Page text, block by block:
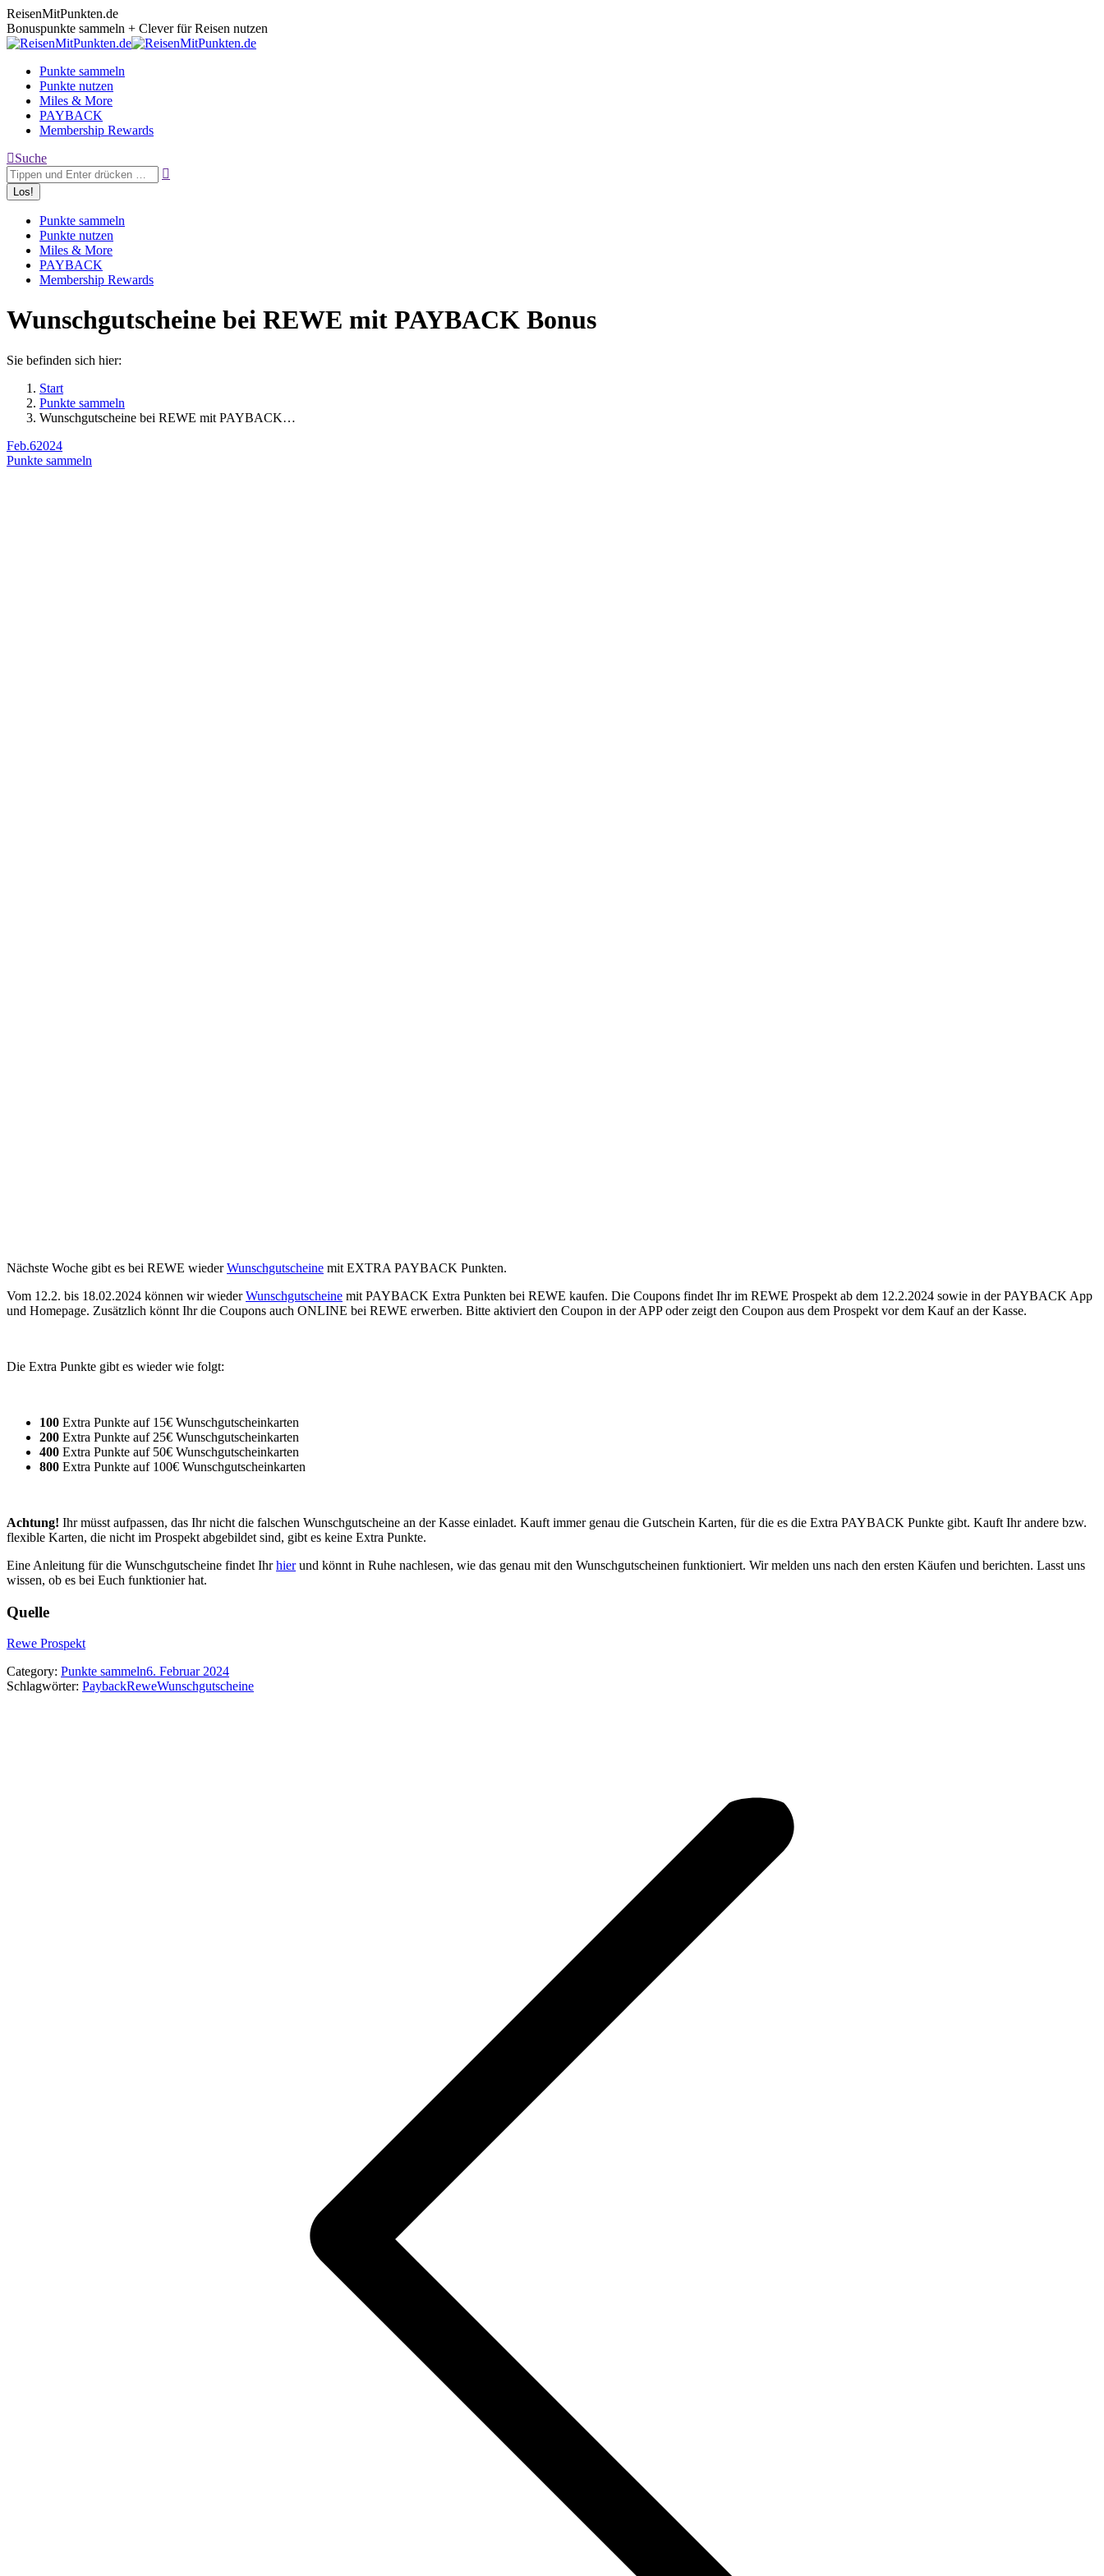
Zum
Inhalt
springen
ReisenMitPunkten.de
Bonuspunkte sammeln + Clever für Reisen nutzen
Punkte sammeln
Punkte nutzen
Miles & More
PAYBACK
Membership Rewards
Search:
Suche
Punkte sammeln
Punkte nutzen
Miles & More
PAYBACK
Membership Rewards
Wunschgutscheine bei REWE mit PAYBACK Bonus
Sie befinden sich hier:
Start
Punkte sammeln
Wunschgutscheine bei REWE mit PAYBACK…
Feb.62024
Punkte sammeln
Nächste Woche gibt es bei REWE wiederWunschgutscheine mit EXTRA PAYBACK Punkten.
Vom 12.2. bis 18.02.2024 können wir wiederWunschgutscheine mit PAYBACK Extra Punkten bei REWE kaufen. Die Coupons findet Ihr im REWE Prospekt ab dem 12.2.2024 sowie in der PAYBACK App
und Homepage. Zusätzlich könnt Ihr die Coupons auch ONLINE bei REWE erwerben. Bitte aktiviert den Coupon in der APP oder zeigt den Coupon aus dem Prospekt vor dem Kauf an der Kasse.
Die Extra Punkte gibt es wieder wie folgt:
100 Extra Punkte auf 15€ Wunschgutscheinkarten
200 Extra Punkte auf 25€ Wunschgutscheinkarten
400 Extra Punkte auf 50€ Wunschgutscheinkarten
800 Extra Punkte auf 100€ Wunschgutscheinkarten
Achtung! Ihr müsst aufpassen, das Ihr nicht die falschen Wunschgutscheine an der Kasse einladet. Kauft immer genau die Gutschein Karten, für die es die Extra PAYBACK Punkte gibt. Kauft Ihr andere bzw.
flexible Karten, die nicht im Prospekt abgebildet sind, gibt es keine Extra Punkte.
Eine Anleitung für die Wunschgutscheine findet Ihrhierund könnt in Ruhe nachlesen, wie das genau mit den Wunschgutscheinen funktioniert. Wir melden uns nach den ersten Käufen und berichten. Lasst uns
wissen, ob es bei Euch funktionier hat.
Quelle
Rewe Prospekt
Category: Punkte sammeln6. Februar 2024
Schlagwörter: PaybackReweWunschgutscheine